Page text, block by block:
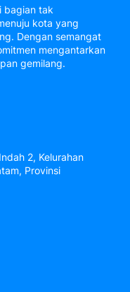
bagian tak
kota yang
Dengan semangat
mengantarkan
gemilang.
2, Kelurahan
Provinsi